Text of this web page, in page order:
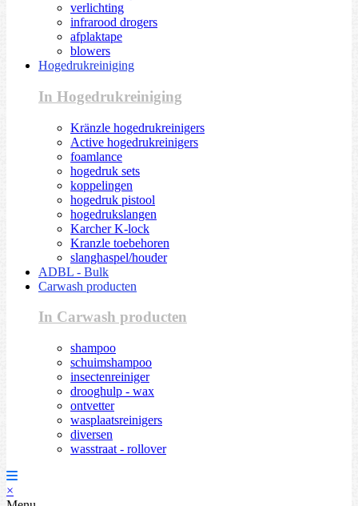
verlichting
infrarood drogers
afplaktape
blowers
Hogedrukreiniging
In Hogedrukreiniging
Kränzle hogedrukreinigers
Active hogedrukreinigers
foamlance
hogedruk sets
koppelingen
hogedruk pistool
hogedrukslangen
Karcher K-lock
Kranzle toebehoren
slanghaspel/houder
ADBL - Bulk
Carwash producten
In Carwash producten
shampoo
schuimshampoo
insectenreiniger
drooghulp - wax
ontvetter
wasplaatsreinigers
diversen
wasstraat - rollover
×